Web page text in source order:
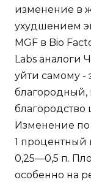
изменение в
ухудшением
MGF в Bio
Labs аналоги
уйти самому -
благородный,
благородство
Изменение по
1 процентный
0,25—0,5 п.
особенно на